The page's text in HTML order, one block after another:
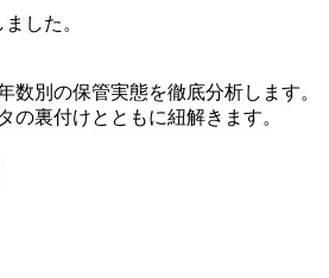
した。
別の保管実態を徹底分析します。
裏付けとともに紐解きます。